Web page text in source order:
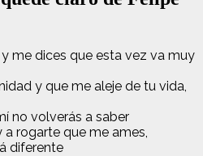
me dices que esta vez va muy
y que me aleje de tu vida,
no volverás a saber
rogarte que me ames,
diferente